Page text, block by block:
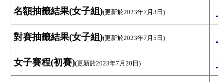
名額抽籤結果(女子組)(更新於2023年7月3日)
對賽抽籤結果(女子組)(更新於2023年7月5日)
女子賽程(初賽)(更新於2023年7月20日)